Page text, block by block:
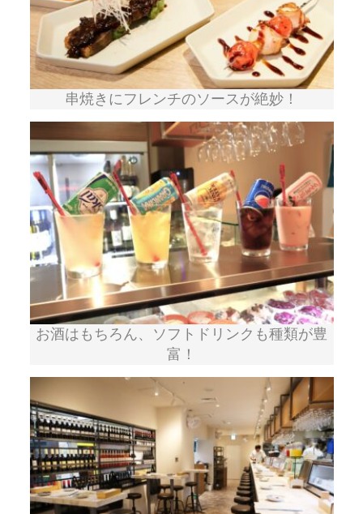
串焼きにフレンチのソースが絶妙！
お酒はもちろん、ソフトドリンクも種類が豊
富！